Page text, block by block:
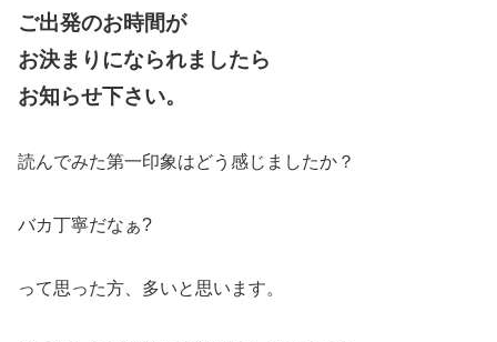
ご出発のお時間が
お決まりになられましたら
お知らせ下さい。
読んでみた第一印象はどう感じましたか？
バカ丁寧だなぁ?
って思った方、多いと思います。